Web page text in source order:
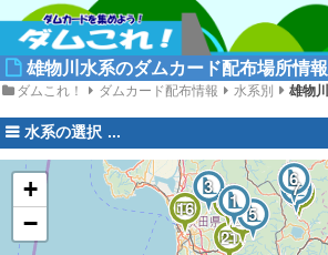
雄物川水系のダムカード配布場所情報
ダムこれ！ ダムカード配布情報 水系別 雄物川
水系の選択
26
25
24
23
21
20
16
15
11
10 7
6
5
3
1
+
−